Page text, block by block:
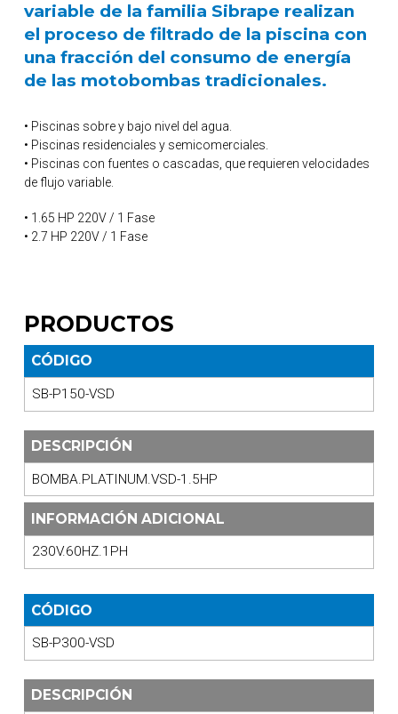
variable de la familia Sibrape realizan
el proceso de filtrado de la piscina con
una fracción del consumo de energía
de las motobombas tradicionales.
• Piscinas sobre y bajo nivel del agua.
• Piscinas residenciales y semicomerciales.
• Piscinas con fuentes o cascadas, que requieren velocidades
de flujo variable.
• 1.65 HP 220V / 1 Fase
• 2.7 HP 220V / 1 Fase
PRODUCTOS
CÓDIGO
SB-P150-VSD
DESCRIPCIÓN
BOMBA.PLATINUM.VSD-1.5HP
INFORMACIÓN ADICIONAL
230V.60HZ.1PH
CÓDIGO
SB-P300-VSD
DESCRIPCIÓN